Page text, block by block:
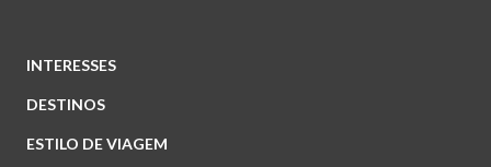
INTERESSES
DESTINOS
ESTILO DE VIAGEM